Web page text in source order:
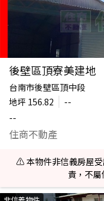
後壁區頂寮美建地
台南市後壁區頂中段
地坪 156.82
--
--
住商不動產
⚠️ 本物件非信義房屋受
責，不屬